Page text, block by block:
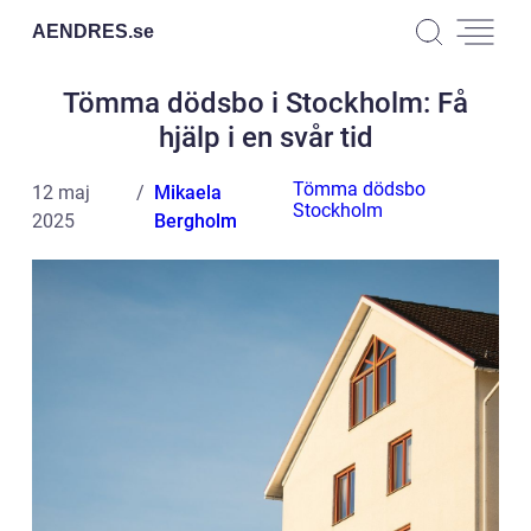
AENDRES.se
Tömma dödsbo i Stockholm: Få
hjälp i en svår tid
12 maj
2025
Mikaela
Bergholm
Tömma dödsbo
Stockholm